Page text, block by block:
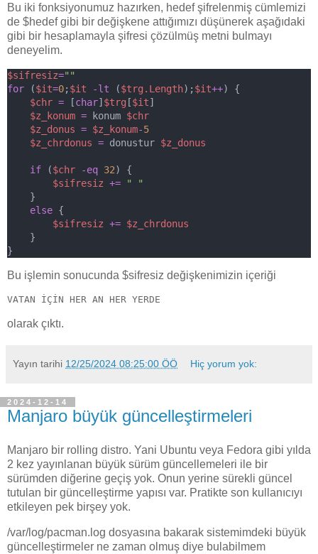
Bu iki fonksiyonumuz hazırken, hedef şifrelenmiş cümlemizi
de $hedef gibi bir değişkene attığımızı düşünerek aşağıdaki
gibi bir hesaplamayla şifresi çözülmüş metni bulmayı
deneyelim.
$sifresiz=""
for ($it=0; $it -lt ($trg.Length); $it++) {
$chr = [char]$trg [$it]
$z_konum = konum $chr
$z_donus = $z_konum-5
$z_chrdonus = donustur $z_donus
if ($chr -eq 32) {
$sifresiz +=
" "
}
else {
$sifresiz += $z_chrdonus
}
}
Bu işlemin sonucunda $sifresiz değişkenimizin içeriği
VATAN İÇİN HER AN HER YERDE
olarak çıktı.
Yayın tarihi 12/25/2024 08:25:00 ÖÖ Hiç yorum yok:
2024-12-14
Manjaro büyük güncelleştirmeleri
Manjaro bir rolling distro. Yani Ubuntu veya Fedora gibi yılda
2 kez yayınlanan büyük sürüm güncellemeleri ile bir
sürümden diğerine geçiş yok. Onun yerine sürekli güncel
tutulan bir güncelleştirme yapısı var. Pratikte son kullanıcıyı
etkileyen pek birşey yok.
/var/log/pacman.log dosyasına bakarak sistemimdeki büyük
güncelleştirmeler ne zaman olmuş diye bulabilmem